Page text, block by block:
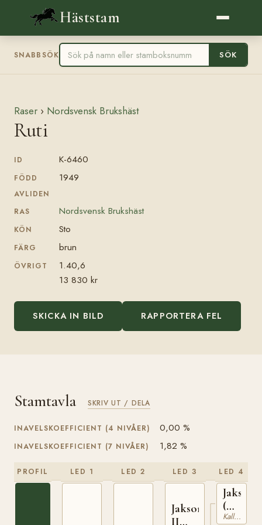
Häststam
SNABBSÖK SÖK
Raser › Nordsvensk Brukshäst
Ruti
ID K-6460
FÖDD 1949
AVLIDEN
RAS
Nordsvensk Brukshäst
KÖN Sto
FÄRG brun
ÖVRIGT
1.40,6
13 830 kr
SKICKA IN BILD RAPPORTERA FEL
Stamtavla SKRIV UT / DELA
INAVELSKOEFFICIENT (4 NIVÅER) 0,00 %
INAVELSKOEFFICIENT (7 NIVÅER) 1,82 %
PROFIL LED 1 LED 2 LED 3
Jakson
II
LED 4
Jakson
(NO)
T-Kallblodig Travare